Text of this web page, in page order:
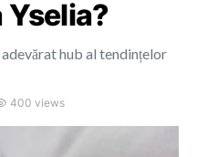
Yselia?
hub al tendințelor
400 views